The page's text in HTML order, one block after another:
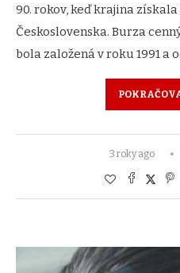
90. rokov, keď krajina
Československa. Burza
bola založená v roku 1991 a
3 roky ago